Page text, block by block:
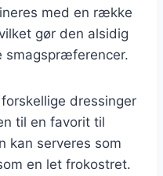
med en række
gør den alsidig
smagspræferencer.
dressinger
til en favorit til
kan serveres som
en let frokostret.